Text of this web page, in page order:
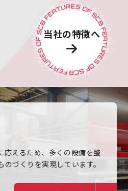
当社の特徴へ
応えるため、多くの設備を整
づくりを実現しています。